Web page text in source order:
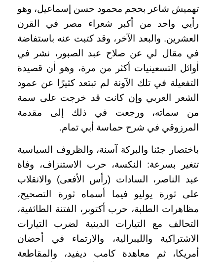
تهميش شاعر بحجم محمود حسن إسماعيل، وهو
رأيي واحد من أكبر شعراء مصر في القرن
العشرين. والبعد الآخر، وقد كتبت عنه باستفاضة
في مقال لي عن صلاح عبد الصبور، نشر في
أوائل التسعينيات أكثر من مرة، وهو أن قصيدة
التفعيلة في تلك الآونة لم تبتعد كثيرًا عن عمود
الشعر العربي وإن كانت قد خرجت على سمة
من سماته، ورجعت في ذلك إلى مقدمة
المرزوقي في شرح حماسة أبي تمام.
باختصار جئنا والبركة آسنة، والظروف السياسية
تتغير بسرعة: النكسة، حرب الاستنزاف، وفاة
عبد الناصر، السادات (رأس الأفعى) والانقلاب
على ثورة يوليو فيما أسماه ثورة التصحيح،
مظاهرات الطلبة، حرب أكتوبر، الفتنة الطائفية،
التحالف مع التيارات الدينية لضرب التيارات
الاشتراكية والليبرالية، والارتماء في أحضان
أمريكا، ثم معاهدة كامب ديفيد، والمقاطعة